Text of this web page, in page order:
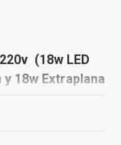
(18w LED
y 18w Extraplana
cocinas, garajes,